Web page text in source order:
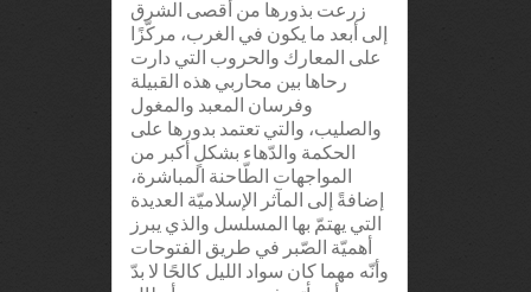
زرعت بذورها من أقصى الشرق
إلى أبعد ما يكون في الغرب، مركّزًا
على المعارك والحروب التي دارت
رحاها بين محاربي هذه القبيلة
وفرسان المعبد والمغول
والصليب، والتي تعتمد بدورها على
الحكمة والدّهاء بشكلٍ أكبر من
المواجهات الطّاحنة المباشرة،
إضافةً إلى المآثر الإسلاميّة العديدة
التي يهتمّ بها المسلسل والذي يبرز
أهميّة الصّبر في طريق الفتوحات
وأنّه مهما كان سواد الليل كالحًا لا بدّ